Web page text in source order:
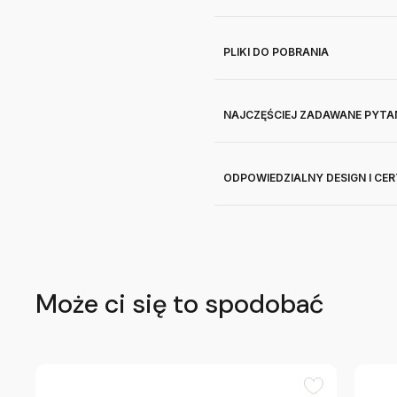
PLIKI DO POBRANIA
NAJCZĘŚCIEJ ZADAWANE
ODPOWIEDZIALNY DESIGN I
Może ci się to spodobać